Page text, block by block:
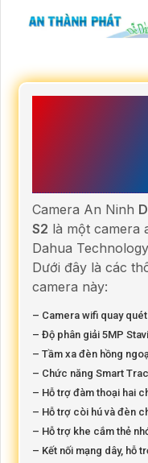
Camera An Ninh
S2 là một camera
Dahua
Dưới đây là các
camera này:
– Camera wifi quay
– Độ phân giải 5MP
– Tầm xa đèn hồng
– Chức năng Smart
– Hỗ trợ đàm thoại hai
– Hỗ trợ còi hú và đèn
– Hỗ trợ khe cắm thẻ
– Kết nối mạng dây, hỗ